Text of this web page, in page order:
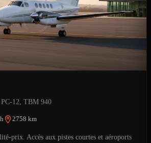
12, TBM 940
2758 km
prix. Accès aux pistes courtes et aéroports